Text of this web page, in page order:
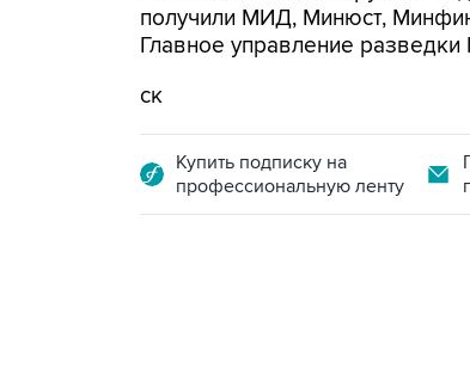
получили МИД, Минюст,
Главное управление
ск
Купить подписку на
профессиональную ленту